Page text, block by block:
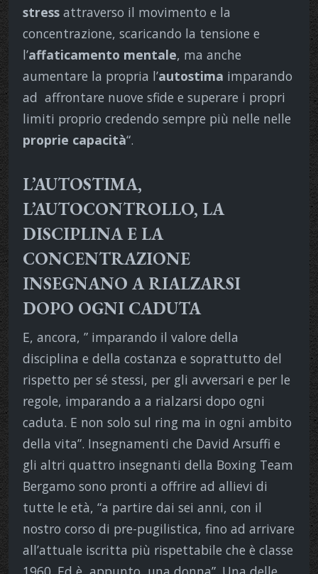
stress attraverso il movimento e la
concentrazione, scaricando la tensione e
l’affaticamento mentale, ma anche
aumentare la propria l’autostima imparando
ad affrontare nuove sfide e superare i propri
limiti proprio credendo sempre più nelle nelle
proprie capacità“.
L’AUTOSTIMA,
L’AUTOCONTROLLO, LA
DISCIPLINA E LA
CONCENTRAZIONE
INSEGNANO A RIALZARSI
DOPO OGNI CADUTA
E, ancora, ” imparando il valore della
disciplina e della costanza e soprattutto del
rispetto per sé stessi, per gli avversari e per le
regole, imparando a a rialzarsi dopo ogni
caduta. E non solo sul ring ma in ogni ambito
della vita”. Insegnamenti che David Arsuffi e
gli altri quattro insegnanti della Boxing Team
Bergamo sono pronti a offrire ad allievi di
tutte le età, “a partire dai sei anni, con il
nostro corso di pre-pugilistica, fino ad arrivare
all’attuale iscritta più rispettabile che è classe